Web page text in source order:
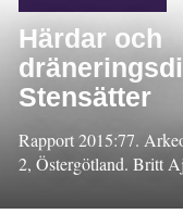
Härdar och
Stensätter
Rapport 2015:77.
2, Östergötland. Britt